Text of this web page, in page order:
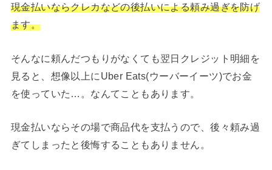
現金払いならクレカなどの後払いによる頼み過ぎを防げ
ます。
そんなに頼んだつもりがなくても翌日クレジット明細を
見ると、想像以上にUber Eats(ウーバーイーツ)でお金
を使っていた…。なんてこともあります。
現金払いならその場で商品代を支払うので、後々頼み過
ぎてしまったと後悔することもありません。